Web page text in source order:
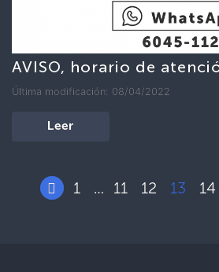
AVISO, horario de
Última modificación: 08/04/2022
Leer
1 … 11 12 13 14